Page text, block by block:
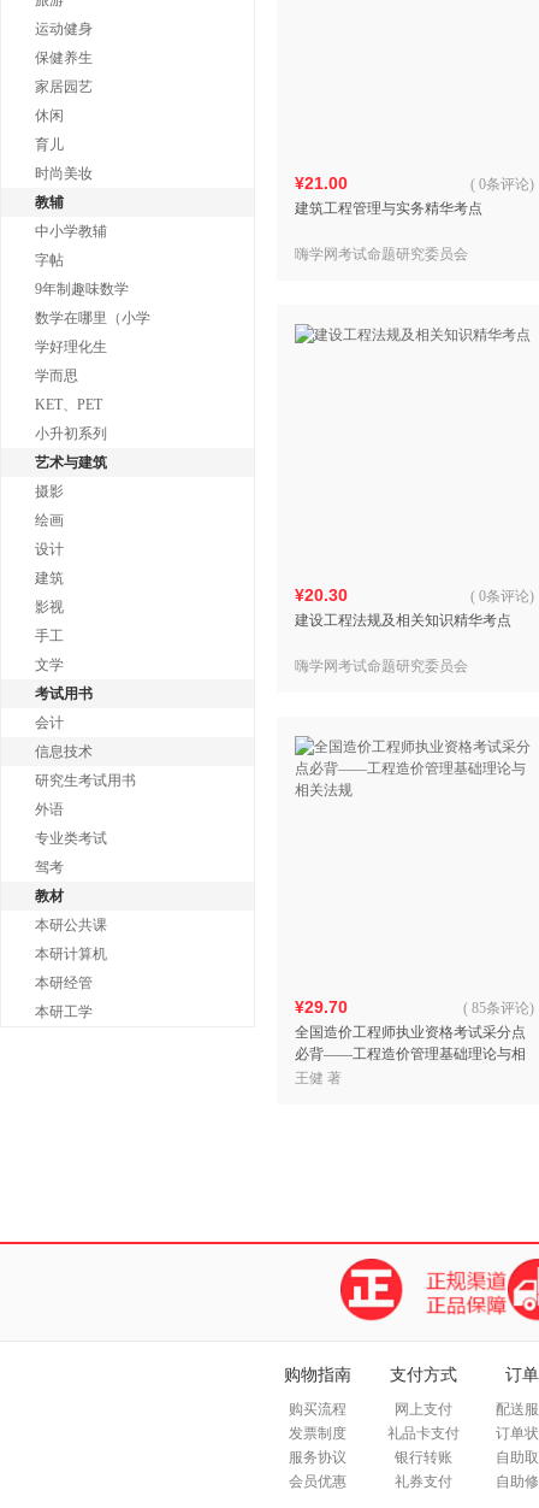
运动健身
保健养生
家居园艺
休闲
育儿
时尚美妆
教辅
中小学教辅
字帖
9年制趣味数学
数学在哪里（小学
学好理化生
学而思
KET、PET
小升初系列
艺术与建筑
摄影
绘画
设计
建筑
影视
手工
文学
考试用书
会计
信息技术
研究生考试用书
外语
专业类考试
驾考
教材
本研公共课
本研计算机
本研经管
本研工学
¥21.00
建筑工程管理与实务精华考点
( 0条评论)
嗨学网考试命题研究委员会
¥20.30
建设工程法规及相关知识精华考点
( 0条评论)
嗨学网考试命题研究委员会
¥29.70
全国造价工程师执业资格考试采分点
必背——工程造价管理基础理论与相
关法规
( 85条评论)
王健 著
购物指南
购买流程
发票制度
服务协议
会员优惠
支付方式
网上支付
礼品卡支付
银行转账
礼券支付
订
配送
订单
自助
自助